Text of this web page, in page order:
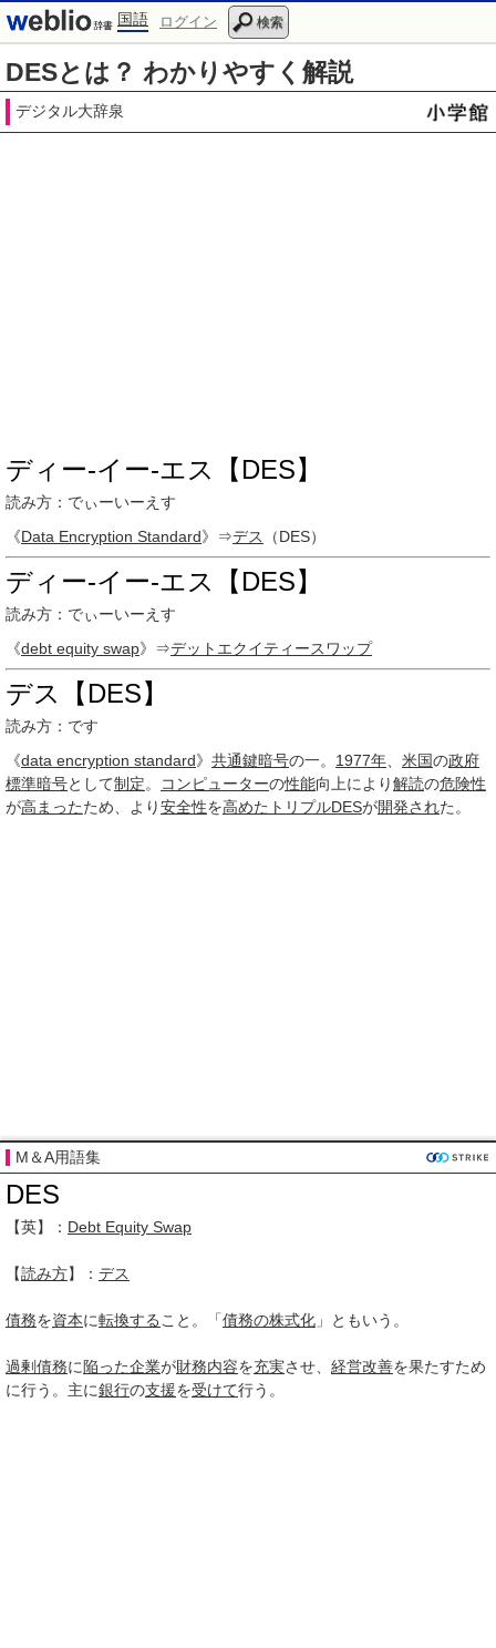
国語 ログイン 検索
DESとは？ わかりやすく解説
デジタル大辞泉
ディー‐イー‐エス【DES】
読み方：でぃーいーえす
《Data Encryption Standard》⇒デス （DES）
ディー‐イー‐エス【DES】
読み方：でぃーいーえす
《debt equity swap》⇒デットエクイティースワップ
デス【DES】
読み方：です
《data encryption standard》 共通鍵暗号の一。 1977年 米国の政府
標準暗号として制定。 コンピューターの性能向上により解読の危険性
が高まったため、より安全性を高めた トリプルDESが開発された。
M＆A用語集
DES
【英】： Debt Equity Swap
【読み方】： デス
債務を資本に転換する こと。「債務の株式化 」ともいう。
過剰債務に 陥った企業が財務内容を充実させ、 経営改善を果たすため
に行う。主に銀行の支援を受けて行う。